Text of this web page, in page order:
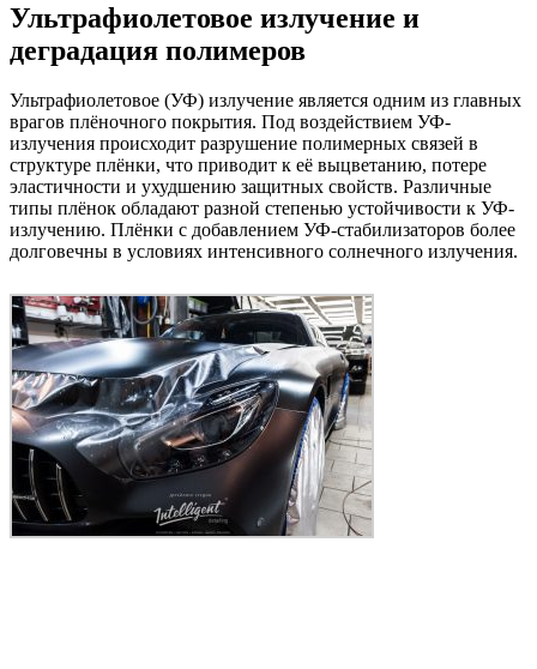
Ультрафиолетовое излучение и
деградация полимеров
Ультрафиолетовое (УФ) излучение является одним из главных
врагов плёночного покрытия. Под воздействием УФ-
излучения происходит разрушение полимерных связей в
структуре плёнки, что приводит к её выцветанию, потере
эластичности и ухудшению защитных свойств. Различные
типы плёнок обладают разной степенью устойчивости к УФ-
излучению. Плёнки с добавлением УФ-стабилизаторов более
долговечны в условиях интенсивного солнечного излучения.